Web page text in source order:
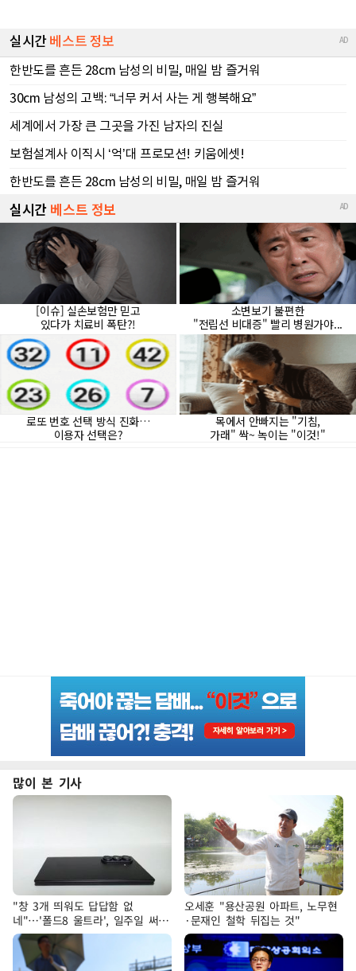
많이 본 기사
"창 3개 띄워도 답답함 없
네"…'폴드8 울트라', 일주일 써보
니
오세훈 "용산공원 아파트, 노무현
·문재인 철학 뒤집는 것"